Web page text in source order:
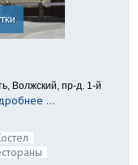
Волжский, пр-д. 1-й
...